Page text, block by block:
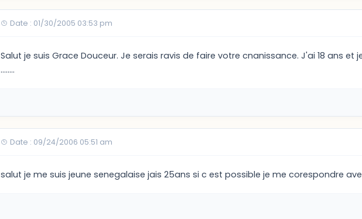
Date : 01/30/2005 03:53 pm
Salut je suis Grace Douceur. Je serais ravis de faire votre cnanissance. J'ai 18 ans et
........
Date : 09/24/2006 05:51 am
salut je me suis jeune senegalaise jais 25ans si c est possible je me corespondre